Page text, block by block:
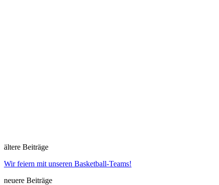
ältere Beiträge
Wir feiern mit unseren Basketball-Teams!
neuere Beiträge